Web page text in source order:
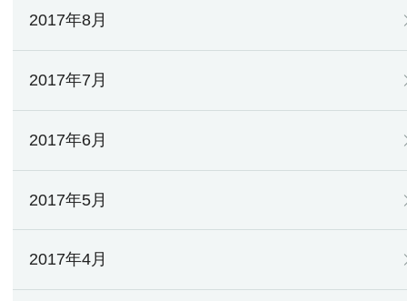
2017年8月
2017年7月
2017年6月
2017年5月
2017年4月